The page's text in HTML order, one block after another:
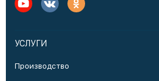
УСЛУГИ
Производство